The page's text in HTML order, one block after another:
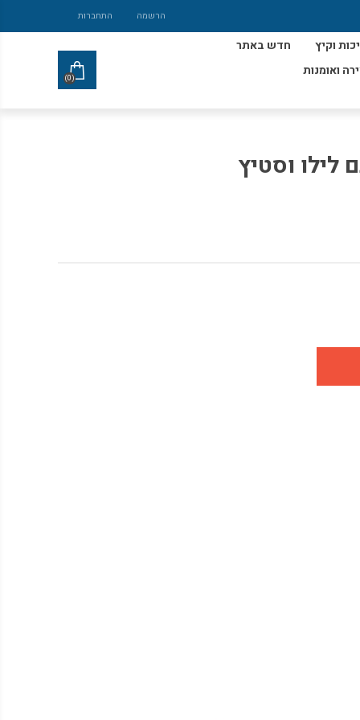
הרשמה התחברות
וקיץ
חדש באתר
ואומנות
(0)
לילו וסטיץ